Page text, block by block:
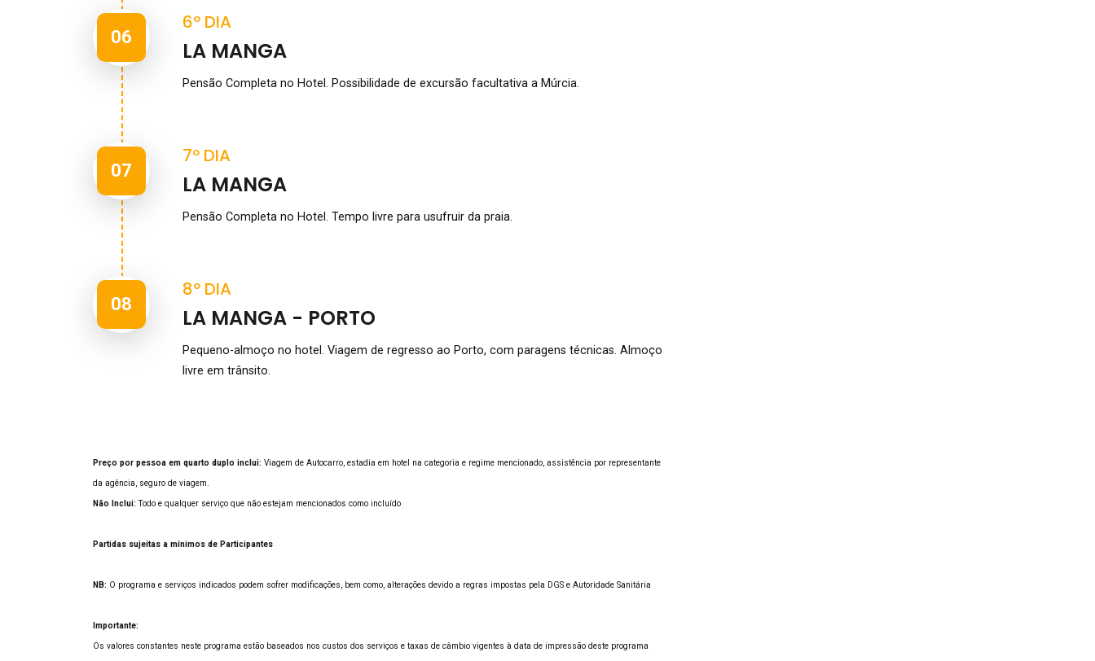
06
6º DIA
LA MANGA
Pensão Completa no Hotel. Possibilidade de excursão facultativa a Múrcia.
07
7º DIA
LA MANGA
Pensão Completa no Hotel. Tempo livre para usufruir da praia.
08
8º DIA
LA MANGA - PORTO
Pequeno-almoço no hotel. Viagem de regresso ao Porto, com paragens técnicas. Almoço
livre em trânsito.
Preço por pessoa em quarto duplo inclui: Viagem de Autocarro, estadia em hotel na categoria e regime mencionado, assistência por representante
da agência, seguro de viagem.
Não Inclui: Todo e qualquer serviço que não estejam mencionados como incluído
Partidas sujeitas a mínimos de Participantes
NB: O programa e serviços indicados podem sofrer modificações, bem como, alterações devido a regras impostas pela DGS e Autoridade Sanitária
Importante:
Os valores constantes neste programa estão baseados nos custos dos serviços e taxas de câmbio vigentes à data de impressão deste programa